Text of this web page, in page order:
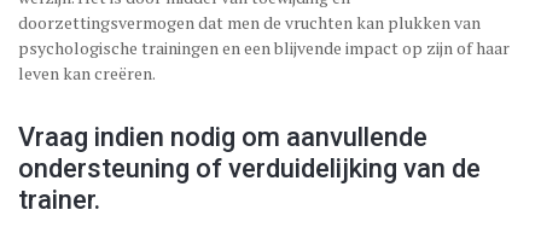
doorzettingsvermogen dat men de vruchten kan plukken van
psychologische trainingen en een blijvende impact op zijn of haar
leven kan creëren.
Vraag indien nodig om aanvullende
ondersteuning of verduidelijking van de
trainer.